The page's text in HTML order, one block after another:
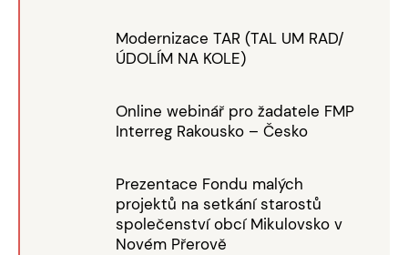
Modernizace TAR (TAL UM RAD/
ÚDOLÍM NA KOLE)
Online webinář pro žadatele FMP
Interreg Rakousko – Česko
Prezentace Fondu malých
projektů na setkání starostů
společenství obcí Mikulovsko v
Novém Přerově